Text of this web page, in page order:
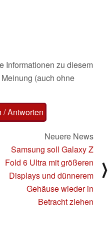
Informationen zu diesem
(auch ohne
/ Antworten
Neuere News
Samsung soll Galaxy Z
Fold 6 Ultra mit größeren
Displays und dünnerem
Gehäuse wieder in
Betracht ziehen
⟩